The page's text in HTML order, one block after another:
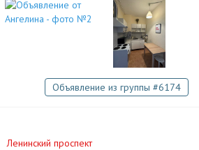
Объявление из группы #6174
Ленинский проспект